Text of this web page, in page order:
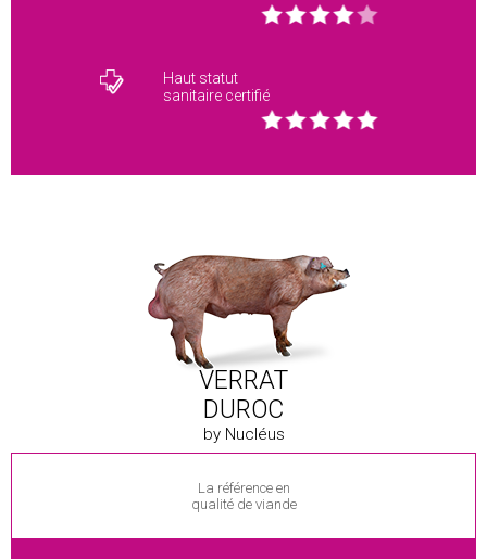
Haut statut
sanitaire certifié
VERRAT
DUROC
by Nucléus
La référence en
qualité de viande